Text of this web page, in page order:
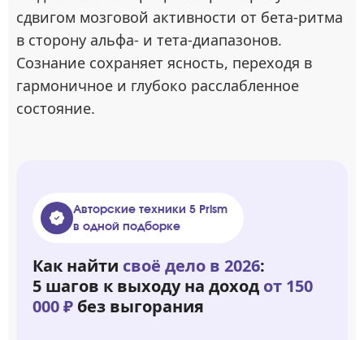
сдвигом мозговой активности от бета-ритма
в сторону альфа- и тета-диапазонов.
Сознание сохраняет ясность, переходя в
гармоничное и глубоко расслабленное
состояние.
Авторские техники 5 Prism
в одной подборке
Как найти своё дело в 2026:
5 шагов к выходу на доход от 150
000 ₽ без выгорания